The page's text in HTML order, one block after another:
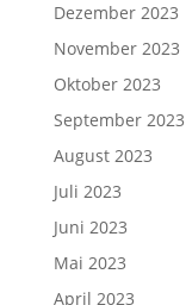
Dezember 2023
November 2023
Oktober 2023
September 2023
August 2023
Juli 2023
Juni 2023
Mai 2023
April 2023